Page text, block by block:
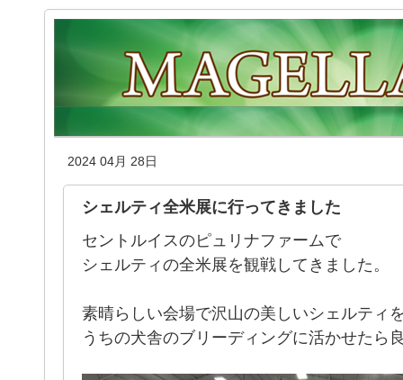
2024 04月 28日
シェルティ全米展に行ってきました
セントルイスのピュリナファームで
シェルティの全米展を観戦してきました。
素晴らしい会場で沢山の美しいシェルティ
うちの犬舎のブリーディングに活かせたら